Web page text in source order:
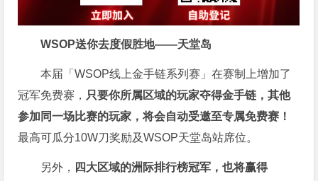
WSOP送你去度假胜地——天堂岛
本届「WSOP线上金手链系列赛」在赛制上增加了
冠军免费赛， 只要你所属区域的玩家夺得金手链，其他
参加同一场比赛的玩家，将会自动受邀至专属免费赛！
最高可瓜分10W刀奖励及WSOP天堂岛站席位。
另外， 四大区域的洲际排行榜冠军，也将赢得